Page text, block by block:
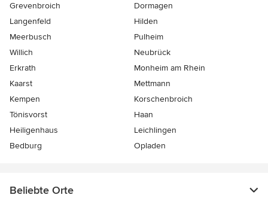
Grevenbroich
Dormagen
Langenfeld
Hilden
Meerbusch
Pulheim
Willich
Neubrück
Erkrath
Monheim am Rhein
Kaarst
Mettmann
Kempen
Korschenbroich
Tönisvorst
Haan
Heiligenhaus
Leichlingen
Bedburg
Opladen
Beliebte Orte